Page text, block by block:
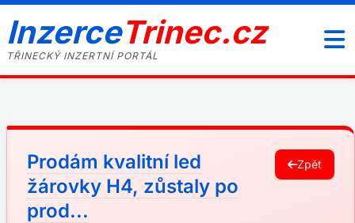
InzerceTrinec.cz
TŘINECKÝ INZERTNÍ PORTÁL
Prodám kvalitní led
žárovky H4, zůstaly po
prod...
Zpět